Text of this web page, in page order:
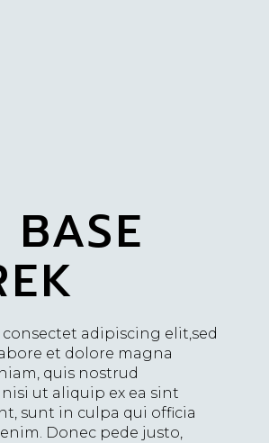
BASE
adipiscing elit,sed
et dolore magna
quis nostrud
ut aliquip ex ea sint
sunt in culpa qui officia
Donec pede justo,